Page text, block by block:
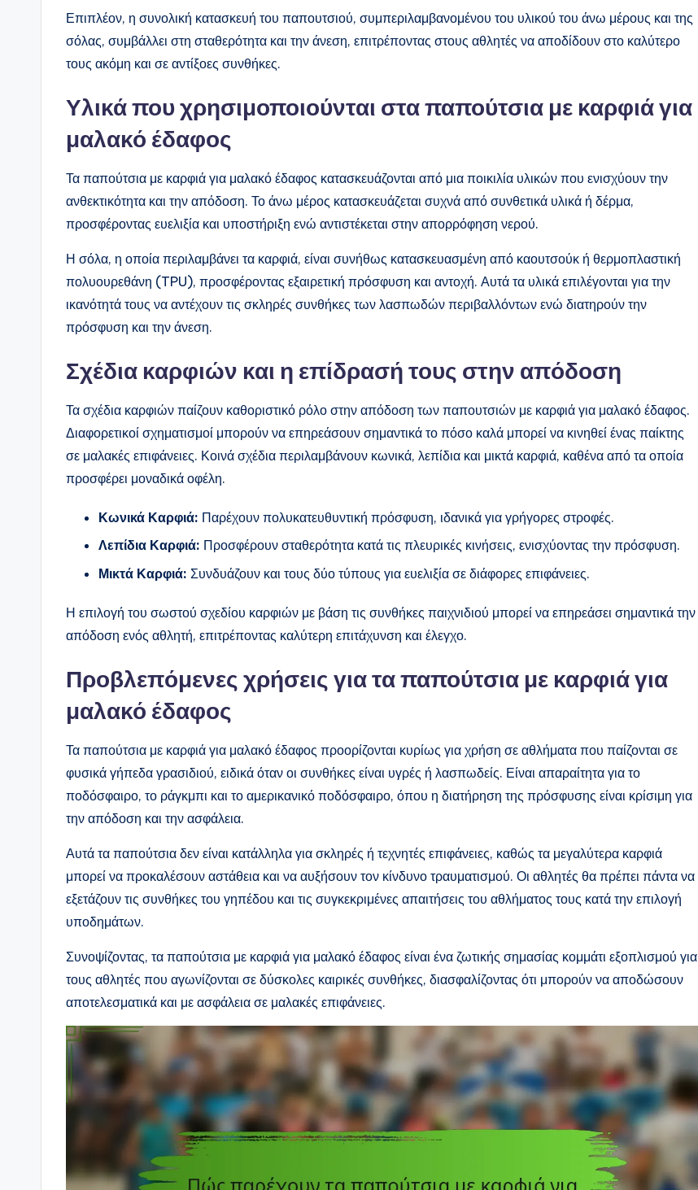
Επιπλέον, η συνολική κατασκευή του παπουτσιού, συμπεριλαμβανομένου του υλικού του άνω μέρους και της
σόλας, συμβάλλει στη σταθερότητα και την άνεση, επιτρέποντας στους αθλητές να αποδίδουν στο καλύτερο
τους ακόμη και σε αντίξοες συνθήκες.
Υλικά που χρησιμοποιούνται στα παπούτσια με καρφιά για
μαλακό έδαφος
Τα παπούτσια με καρφιά για μαλακό έδαφος κατασκευάζονται από μια ποικιλία υλικών που ενισχύουν την
ανθεκτικότητα και την απόδοση. Το άνω μέρος κατασκευάζεται συχνά από συνθετικά υλικά ή δέρμα,
προσφέροντας ευελιξία και υποστήριξη ενώ αντιστέκεται στην απορρόφηση νερού.
Η σόλα, η οποία περιλαμβάνει τα καρφιά, είναι συνήθως κατασκευασμένη από καουτσούκ ή θερμοπλαστική
πολυουρεθάνη (TPU), προσφέροντας εξαιρετική πρόσφυση και αντοχή. Αυτά τα υλικά επιλέγονται για την
ικανότητά τους να αντέχουν τις σκληρές συνθήκες των λασπωδών περιβαλλόντων ενώ διατηρούν την
πρόσφυση και την άνεση.
Σχέδια καρφιών και η επίδρασή τους στην απόδοση
Τα σχέδια καρφιών παίζουν καθοριστικό ρόλο στην απόδοση των παπουτσιών με καρφιά για μαλακό έδαφος.
Διαφορετικοί σχηματισμοί μπορούν να επηρεάσουν σημαντικά το πόσο καλά μπορεί να κινηθεί ένας παίκτης
σε μαλακές επιφάνειες. Κοινά σχέδια περιλαμβάνουν κωνικά, λεπίδια και μικτά καρφιά, καθένα από τα οποία
προσφέρει μοναδικά οφέλη.
Κωνικά Καρφιά: Παρέχουν πολυκατευθυντική πρόσφυση, ιδανικά για γρήγορες στροφές.
Λεπίδια Καρφιά: Προσφέρουν σταθερότητα κατά τις πλευρικές κινήσεις, ενισχύοντας την πρόσφυση.
Μικτά Καρφιά: Συνδυάζουν και τους δύο τύπους για ευελιξία σε διάφορες επιφάνειες.
Η επιλογή του σωστού σχεδίου καρφιών με βάση τις συνθήκες παιχνιδιού μπορεί να επηρεάσει σημαντικά την
απόδοση ενός αθλητή, επιτρέποντας καλύτερη επιτάχυνση και έλεγχο.
Προβλεπόμενες χρήσεις για τα παπούτσια με καρφιά για
μαλακό έδαφος
Τα παπούτσια με καρφιά για μαλακό έδαφος προορίζονται κυρίως για χρήση σε αθλήματα που παίζονται σε
φυσικά γήπεδα γρασιδιού, ειδικά όταν οι συνθήκες είναι υγρές ή λασπωδείς. Είναι απαραίτητα για το
ποδόσφαιρο, το ράγκμπι και το αμερικανικό ποδόσφαιρο, όπου η διατήρηση της πρόσφυσης είναι κρίσιμη για
την απόδοση και την ασφάλεια.
Αυτά τα παπούτσια δεν είναι κατάλληλα για σκληρές ή τεχνητές επιφάνειες, καθώς τα μεγαλύτερα καρφιά
μπορεί να προκαλέσουν αστάθεια και να αυξήσουν τον κίνδυνο τραυματισμού. Οι αθλητές θα πρέπει πάντα να
εξετάζουν τις συνθήκες του γηπέδου και τις συγκεκριμένες απαιτήσεις του αθλήματος τους κατά την επιλογή
υποδημάτων.
Συνοψίζοντας, τα παπούτσια με καρφιά για μαλακό έδαφος είναι ένα ζωτικής σημασίας κομμάτι εξοπλισμού για
τους αθλητές που αγωνίζονται σε δύσκολες καιρικές συνθήκες, διασφαλίζοντας ότι μπορούν να αποδώσουν
αποτελεσματικά και με ασφάλεια σε μαλακές επιφάνειες.